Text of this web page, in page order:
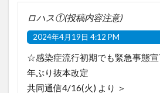
ロハス①(投稿内容注意)
2024年4月19日 4:12 PM
☆感染症流行初期でも緊急事態
年ぶり抜本改定
共同通信4/16(火) より ＞